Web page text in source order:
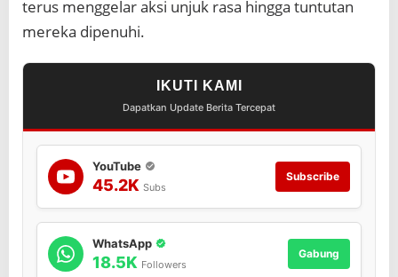
r
t
b
o
L
i
n
t
a
s
D
a
e
terus menggelar aksi unjuk rasa hingga tuntutan
mereka dipenuhi.
IKUTI KAMI
Dapatkan Update Berita Tercepat
YouTube
45.2K Subs
Subscribe
WhatsApp
18.5K Followers
Gabung